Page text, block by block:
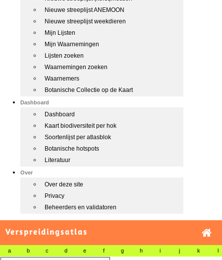
Nieuwe streeplijst ANEMOON
Nieuwe streeplijst weekdieren
Mijn Lijsten
Mijn Waarnemingen
Lijsten zoeken
Waarnemingen zoeken
Waarnemers
Botanische Collectie op de Kaart
Dashboard
Dashboard
Kaart biodiversiteit per hok
Soortenlijst per atlasblok
Botanische hotspots
Literatuur
Over
Over deze site
Privacy
Beheerders en validatoren
Verspreidingsatlas
a b c d e f g h i j k l